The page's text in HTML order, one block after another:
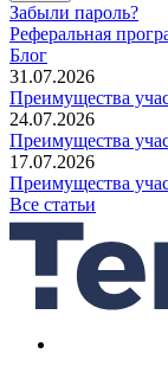
Забыли пароль?
Реферальная
Блог
31.07.2026
Преимущества
24.07.2026
Преимущества
17.07.2026
Преимущества
Все статьи